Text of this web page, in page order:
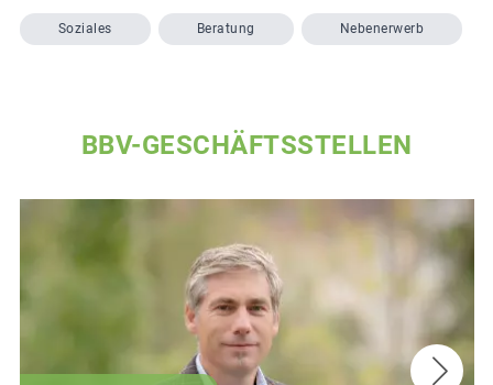
Soziales Beratung Nebenerwerb
BBV-GESCHÄFTSSTELLEN